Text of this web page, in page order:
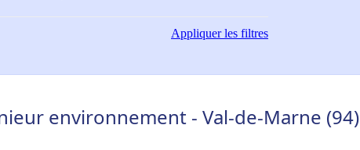
Appliquerles filtres
environnement - Val-de-Marne (94)